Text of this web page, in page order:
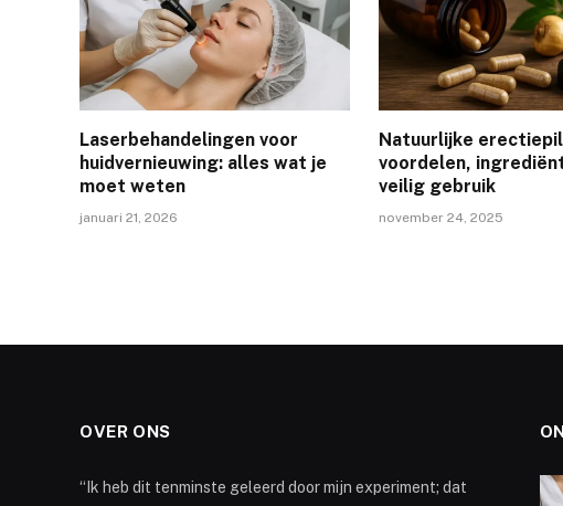
Laserbehandelingen voor
huidvernieuwing: alles wat je
moet weten
januari 21, 2026
Natuurlijke
voordelen,
veilig gebruik
november 24, 2025
OVER ONS
“Ik heb dit tenminste geleerd door mijn experiment; dat